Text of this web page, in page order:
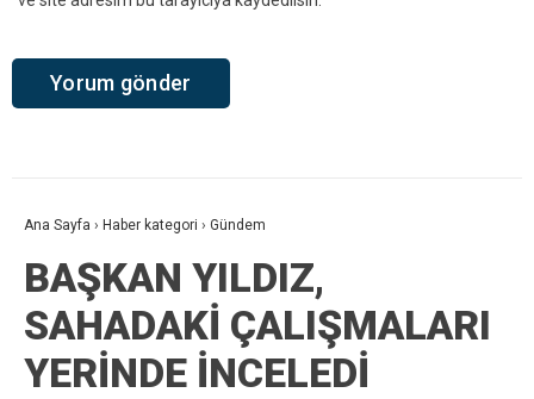
Ana Sayfa › Haber kategori › Gündem
BAŞKAN YILDIZ,
SAHADAKİ ÇALIŞMALARI
YERİNDE İNCELEDİ